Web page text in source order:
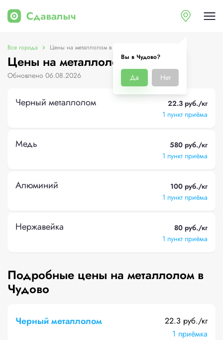
Вы в Чудово?
Да Нет
Все города Цены на металлолом в Чудово
Цены на металлолом в Чудово
Обновлено 06.08.2026
Черный металлолом
22.3 руб./кг
1 пункт приёма
Медь
580 руб./кг
1 пункт приёма
Алюминий
100 руб./кг
1 пункт приёма
Нержавейка
80 руб./кг
1 пункт приёма
Подробные цены на металлолом в
Чудово
Черный металлолом
22.3 руб./кг
1 приёмка